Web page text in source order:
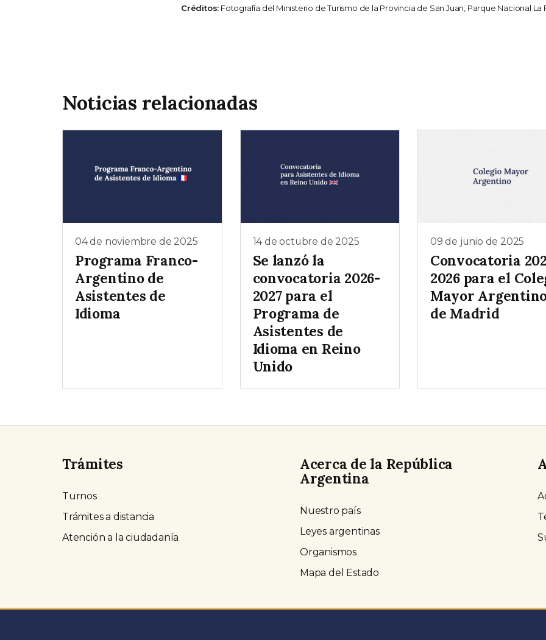
Créditos: Fotografía del Ministerio de Turismo de la Provincia de San Juan, Parque Nacional La
Noticias relacionadas
04 de noviembre de 2025
Programa Franco-
Argentino de
Asistentes de
Idioma
14 de octubre de 2025
Se lanzó la
convocatoria 2026-
2027 para el
Programa de
Asistentes de
Idioma en Reino
Unido
09 de junio de 2025
Convocatoria
2026 para el
Mayor
de Madrid
Trámites
Turnos
Trámites a distancia
Atención a la ciudadanía
Acerca de la República
Argentina
Nuestro país
Leyes argentinas
Organismos
Mapa del Estado